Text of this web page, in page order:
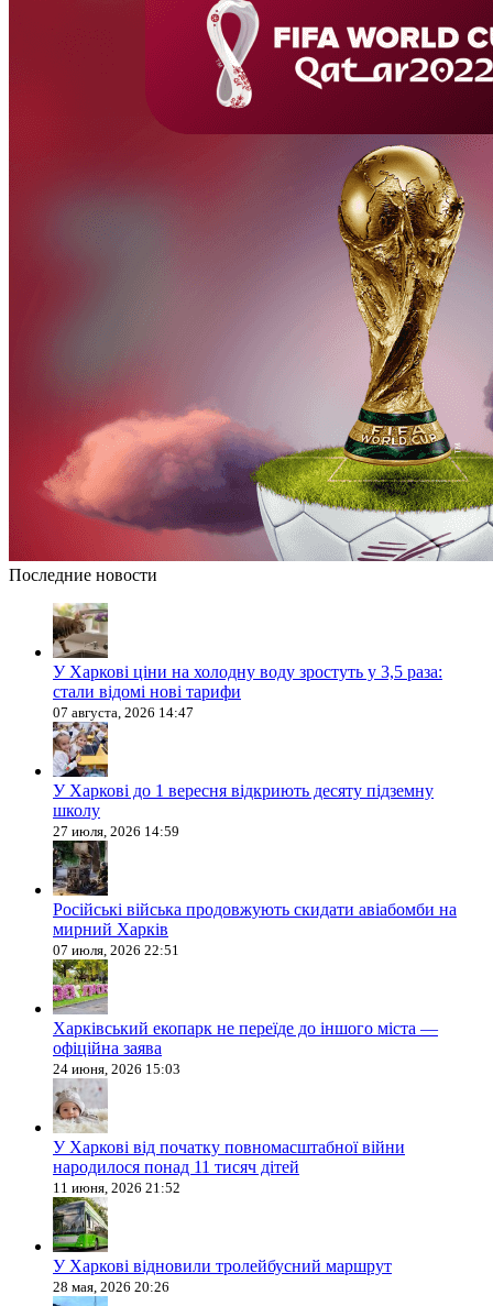
Последние новости
У Харкові ціни на холодну воду зростуть у 3,5 раза:
стали відомі нові тарифи
07 августа, 2026 14:47
У Харкові до 1 вересня відкриють десяту підземну
школу
27 июля, 2026 14:59
Російські війська продовжують скидати авіабомби на
мирний Харків
07 июля, 2026 22:51
Харківський екопарк не переїде до іншого міста —
офіційна заява
24 июня, 2026 15:03
У Харкові від початку повномасштабної війни
народилося понад 11 тисяч дітей
11 июня, 2026 21:52
У Харкові відновили тролейбусний маршрут
28 мая, 2026 20:26